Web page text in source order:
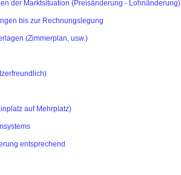
der Marktsituation (Preisänderung - Lohnänderung)
bis zur Rechnungslegung
(Zimmerplan, usw.)
auf Mehrplatz)
entsprechend